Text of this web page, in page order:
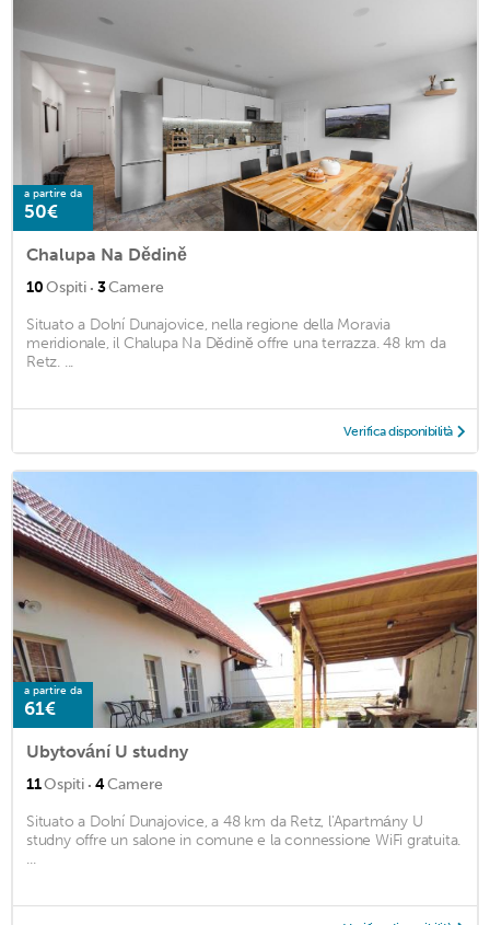
a partire da
50€
Chalupa Na Dědině
10Ospiti · 3Camere
Situato a Dolní Dunajovice, nella regione della Moravia
meridionale, il Chalupa Na Dědině offre una terrazza. 48 km da
Retz. ...
Verifica disponibilità
a partire da
61€
Ubytování U studny
11Ospiti · 4Camere
Situato a Dolní Dunajovice, a 48 km da Retz, l'Apartmány U
studny offre un salone in comune e la connessione WiFi gratuita.
...